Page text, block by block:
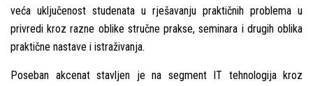
veća uključenost studenata u rješavanju praktičnih problema u
privredi kroz razne oblike stručne prakse, seminara i drugih oblika
praktične nastave i istraživanja.
Poseban akcenat stavljen je na segment IT tehnologija kroz